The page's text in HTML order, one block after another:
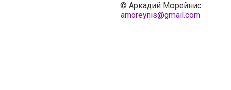
© Аркадий Морейнис
amoreynis@gmail.com